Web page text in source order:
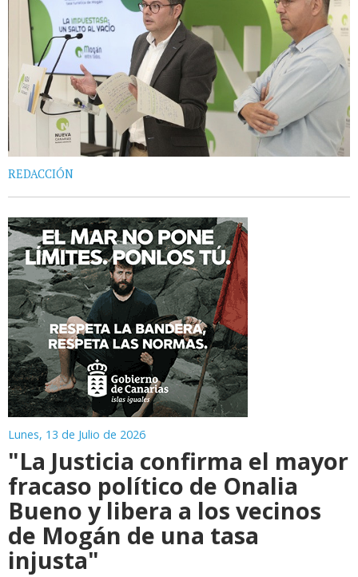
REDACCIÓN
Lunes, 13 de Julio de 2026
"La Justicia confirma el mayor
fracaso político de Onalia
Bueno y libera a los vecinos
de Mogán de una tasa
injusta"